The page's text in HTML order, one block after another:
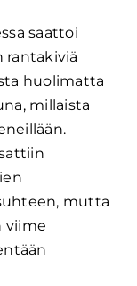
saattoi
rantakiviä
huolimatta
millaista
mutta
viime